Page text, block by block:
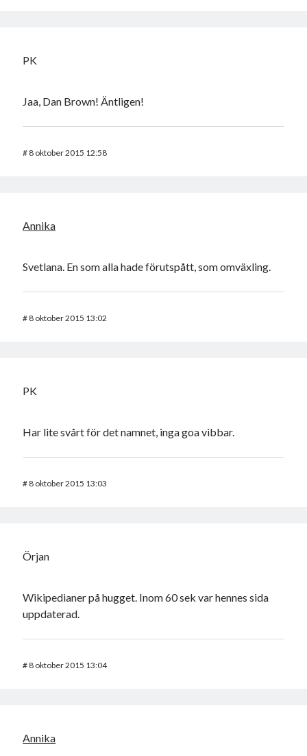
PK
Jaa, Dan Brown! Äntligen!
# 8 oktober 2015 12:58
Annika
Svetlana. En som alla hade förutspått, som omväxling.
# 8 oktober 2015 13:02
PK
Har lite svårt för det namnet, inga goa vibbar.
# 8 oktober 2015 13:03
Örjan
Wikipedianer på hugget. Inom 60 sek var hennes sida
uppdaterad.
# 8 oktober 2015 13:04
Annika